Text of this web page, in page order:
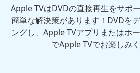
Apple TVはDVDの直接再生をサポ
簡単な解決策があります！DVDを
ングし、Apple TVアプリまたはホ
でApple TVでお楽しみく